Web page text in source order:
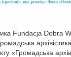
Fundacja Dobra
«Громадська